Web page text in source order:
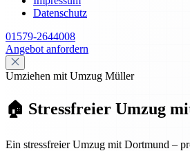
Datenschutz
01579-2644008
Angebot anfordern
Umziehen mit Umzug Müller
🏠 Stressfreier Umzug
Ein stressfreier Umzug mit Dortmund –